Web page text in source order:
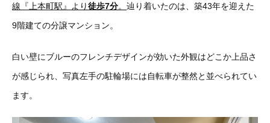
線『上本町駅』より徒歩7分。 辿り着いたのは、築43年を迎えた
9階建ての分譲マンション。
白い壁にブルーのフレンチデザインが効いた外観はどこか上品さ
が感じられ、写真左手の駐輪場には自転車が整然と並べられてい
ます。